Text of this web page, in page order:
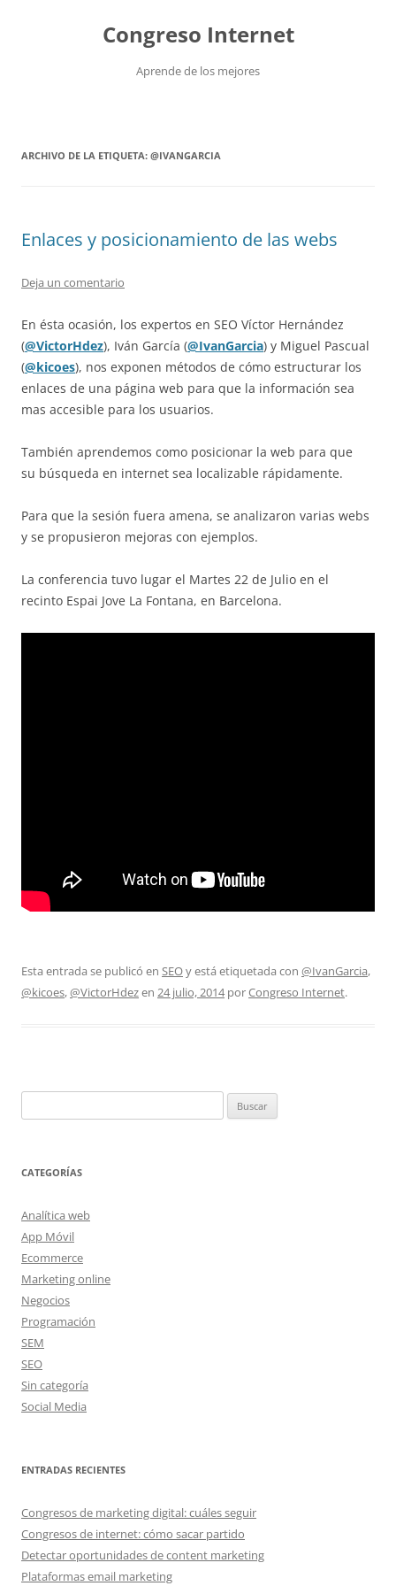
Congreso Internet
Aprende de los mejores
ARCHIVO DE LA ETIQUETA: @IVANGARCIA
Enlaces y posicionamiento de las webs
Deja un comentario
En ésta ocasión, los expertos en SEO Víctor Hernández
(@VictorHdez), Iván García (@IvanGarcia) y Miguel Pascual
(@kicoes), nos exponen métodos de cómo estructurar los
enlaces de una página web para que la información sea
mas accesible para los usuarios.
También aprendemos como posicionar la web para que
su búsqueda en internet sea localizable rápidamente.
Para que la sesión fuera amena, se analizaron varias webs
y se propusieron mejoras con ejemplos.
La conferencia tuvo lugar el Martes 22 de Julio en el
recinto Espai Jove La Fontana, en Barcelona.
Esta entrada se publicó en SEOy está etiquetada con @IvanGarcia,
@kicoes,@VictorHdezen 24 julio, 2014porCongreso Internet.
CATEGORÍAS
Analítica web
App Móvil
Ecommerce
Marketing online
Negocios
Programación
SEM
SEO
Sin categoría
Social Media
ENTRADAS RECIENTES
Congresos de marketing digital: cuáles seguir
Congresos de internet: cómo sacar partido
Detectar oportunidades de content marketing
Plataformas email marketing